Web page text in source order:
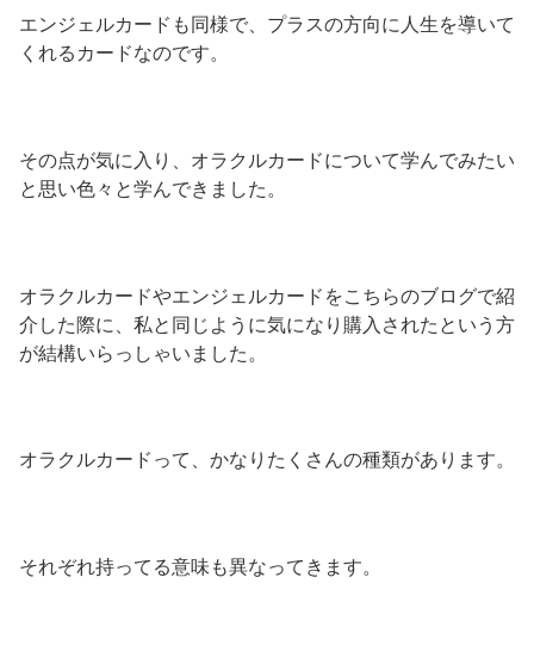
エンジェルカードも同様で、プラスの方向に人生を導いて
くれるカードなのです。
その点が気に入り、オラクルカードについて学んでみたい
と思い色々と学んできました。
オラクルカードやエンジェルカードをこちらのブログで紹
介した際に、私と同じように気になり購入されたという方
が結構いらっしゃいました。
オラクルカードって、かなりたくさんの種類があります。
それぞれ持ってる意味も異なってきます。